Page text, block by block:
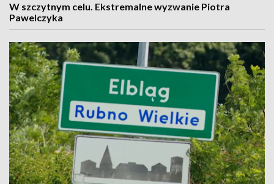
W szczytnym celu. Ekstremalne wyzwanie Piotra
Pawelczyka